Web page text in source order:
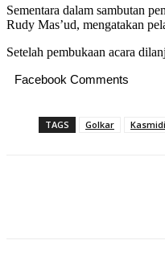
Sementara dalam sambutan
Rudy Mas’ud, mengatakan
Setelah pembukaan acara
Facebook Comments
TAGS Golkar